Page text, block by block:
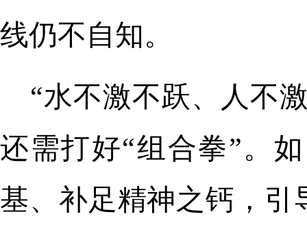
线仍不自知。
“水不激不跃、人不
还需打好“组合拳”。
基、补足精神之钙，